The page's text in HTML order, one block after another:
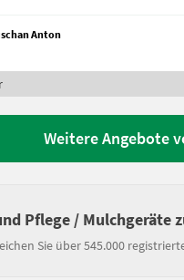
Anton
Weitere Angebote
Pflege / Mulchgeräte
Sie über 545.000